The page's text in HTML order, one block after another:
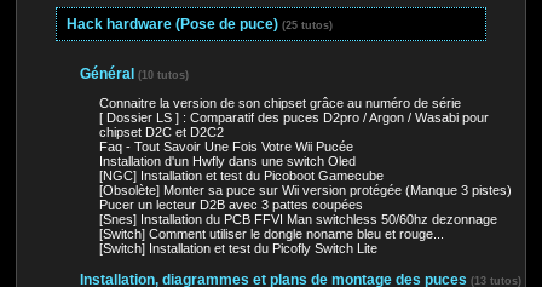
Hack hardware (Pose de puce) (25 tutos)
Général (10 tutos)
Connaitre la version de son chipset grâce au numéro de série
[ Dossier LS ] : Comparatif des puces D2pro / Argon / Wasabi pour
chipset D2C et D2C2
Faq - Tout Savoir Une Fois Votre Wii Pucée
Installation d'un Hwfly dans une switch Oled
[NGC] Installation et test du Picoboot Gamecube
[Obsolète] Monter sa puce sur Wii version protégée (Manque 3 pistes)
Pucer un lecteur D2B avec 3 pattes coupées
[Snes] Installation du PCB FFVI Man switchless 50/60hz dezonnage
[Switch] Comment utiliser le dongle noname bleu et rouge...
[Switch] Installation et test du Picofly Switch Lite
Installation, diagrammes et plans de montage des puces (13 tutos)